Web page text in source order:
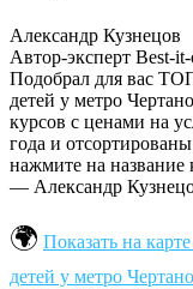
Александр Кузнецов
Автор-эксперт Best-it-
Подобрал для вас
детей у метро
курсов с ценами на
года и
нажмите на название
— Александр
Показать на
детей у метро